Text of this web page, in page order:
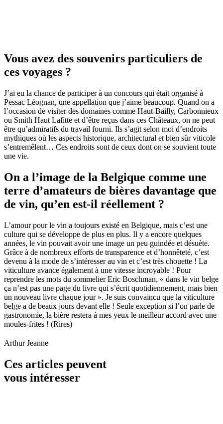
Vous avez des souvenirs particuliers de
ces voyages ?
J’ai eu la chance de participer à un concours qui était organisé à
Pessac Léognan, une appellation que j’aime beaucoup. Quand on a
l’occasion de visiter des domaines comme Haut-Bailly, Carbonnieux
ou Smith Haut Lafitte et d’être reçus dans ces Châteaux, on ne peut
être qu’admiratifs du travail fourni. Ils s’agit selon moi d’endroits
mythiques où les aspects historique, architectural et bien sûr viticole
s’entremêlent… Ces endroits sont de ceux dont on se souvient toute
une vie.
On a l’image de la Belgique comme une
terre d’amateurs de bières davantage que
de vin, qu’en est-il réellement ?
L’amour pour le vin a toujours existé en Belgique, mais c’est une
culture qui se développe de plus en plus. Il y a encore quelques
années, le vin pouvait avoir une image un peu guindée et désuète.
Grâce à de nombreux efforts de transparence et d’honnêteté, c’est
devenu à la mode de s’intéresser au vin et c’est très chouette ! La
viticulture avance également à une vitesse incroyable ! Pour
reprendre les mots du sommelier Eric Boschman, « dans le vin belge
ça n’est pas une page du livre qui s’écrit quotidiennement, mais bien
un nouveau livre chaque jour ». Je suis convaincu que la viticulture
belge a de beaux jours devant elle ! Seule exception si l’on parle de
gastronomie, la bière restera à mes yeux le meilleur accord avec une
moules-frites ! (Rires)
Arthur Jeanne
Ces articles peuvent
vous intéresser